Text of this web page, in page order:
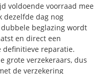
voldoende voorraad mee
dezelfde dag nog
beglazing wordt
en direct een
definitieve reparatie.
grote verzekeraars, dus
de verzekering